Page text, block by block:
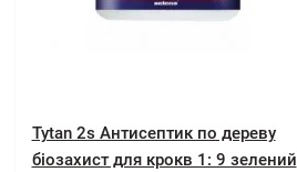
Tytan 2s Антисептик по дереву
біозахист для крокв 1: 9 зелений